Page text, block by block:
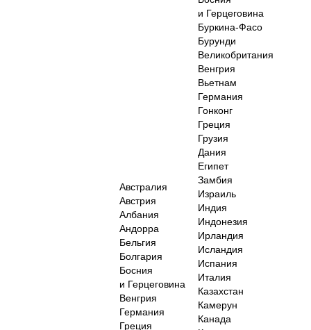
Австралия
Австрия
Албания
Андорра
Бельгия
Болгария
Босния
и Герцеговина
Венгрия
Германия
Греция
и Герцеговина
Буркина-Фасо
Бурунди
Великобритания
Венгрия
Вьетнам
Германия
Гонконг
Греция
Грузия
Дания
Египет
Замбия
Израиль
Индия
Индонезия
Ирландия
Исландия
Испания
Италия
Казахстан
Камерун
Канада